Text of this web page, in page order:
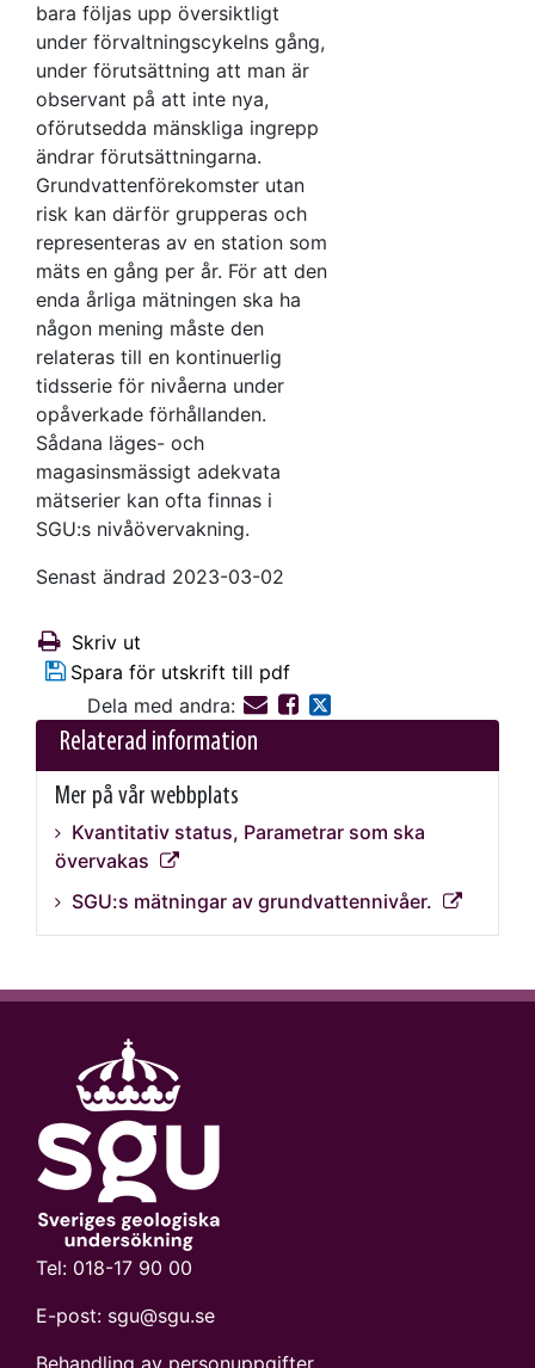
bara följas upp översiktligt
under förvaltningscykelns gång,
under förutsättning att man är
observant på att inte nya,
oförutsedda mänskliga ingrepp
ändrar förutsättningarna.
Grundvattenförekomster utan
risk kan därför grupperas och
representeras av en station som
mäts en gång per år. För att den
enda årliga mätningen ska ha
någon mening måste den
relateras till en kontinuerlig
tidsserie för nivåerna under
opåverkade förhållanden.
Sådana läges- och
magasinsmässigt adekvata
mätserier kan ofta finnas i
SGU:s nivåövervakning.
Senast ändrad 2023-03-02
Skriv ut
Spara för utskrift till pdf
Dela med andra:
Relaterad information
Mer på vår webbplats
Kvantitativ status, Parametrar som ska
övervakas
SGU:s mätningar av grundvattennivåer.
Tel: 018-17 90 00
E-post: sgu@sgu.se